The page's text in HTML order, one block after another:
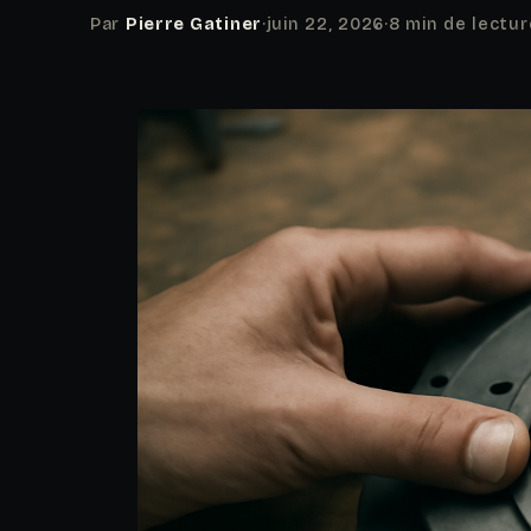
Par Pierre Gatiner·juin 22, 2026·8 min de